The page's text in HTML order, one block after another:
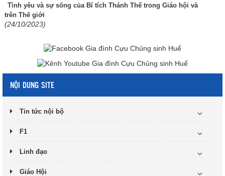
Tình yêu và sự sống của Bí tích Thánh Thể trong Giáo hội và
trên Thế giới
(24/10/2023)
NỘI DUNG SITE
Tin tức nội bộ
F1
Linh đạo
Giáo Hội